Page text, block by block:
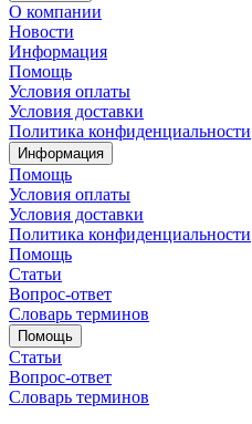
О компании
Новости
Информация
Помощь
Условия оплаты
Условия доставки
Политика конфиденциальности
Информация
Помощь
Условия оплаты
Условия доставки
Политика конфиденциальности
Помощь
Статьи
Вопрос-ответ
Словарь терминов
Помощь
Статьи
Вопрос-ответ
Словарь терминов